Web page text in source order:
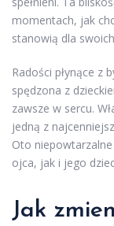
momentach, jak
stanowią dla
Radości płynące z
spędzona z
zawsze w sercu.
jedną z
Oto
ojca, jak i jego
Jak